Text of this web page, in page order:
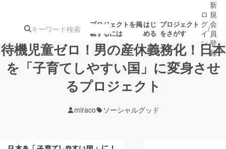
プロジェクトを掲
載するには
はじ
める
プロジェクト
をさがす
注目のリ 注目の新着プロ 募集終了が近いプ
ロ
グ
イ
ン
/
新
規
会
員
登
録
待機児童ゼロ！男の産休義務化！日本
を「子育てしやすい国」に変身させ
るプロジェクト
miraco ソーシャルグッド